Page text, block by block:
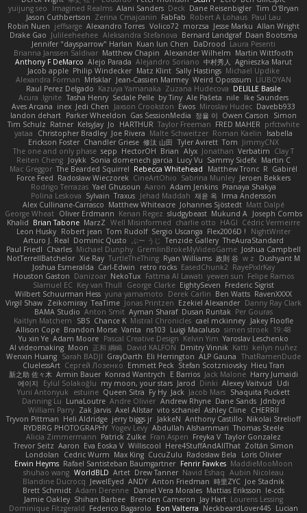
yuijung seo
Imagined Realms Alani Sanders Deck Dane Reisenbigler Tim O'Bryan
Jason Cuthbertson Zerina Cmajcanin FabFab Robert A Lohaus Paul Lau
Robin Nuen jeffsarge Alexandro Torres Volico72 morzsa Jesse Marku Allan Wright
Drake Gao Julileeheehee Aleksandra Stefanova Bernard Landgraf Daan Bootsma
Jennifer "daysparrow" Harlan Kuan lun Chen DaDrood Laura Pesenti
Brianna Janssen Saldivar Matthew Chapin Alexander Wilhelm Martin Wittfooth
Anthony F DeMarco Alejo Parada Alejandro Soriano 中村秀人
Agnieszka Marut
Jacob apple Philip Windecker Matz Klint Sally Hastings Michael Updike
Alexandra Forman MrIsklar Jean-Cassien Marmey Weird Oposssum LIUBOYAN
Raul Perez Delgado Kazuya Yamanaka Zuzana Hudecova DELILLE Basile
Acura .Ignite Tasha Henry Sedale Pelle by Tiny Ale Pašeta nile Ike Saunders
Aves Arcana inex Jedi Chen Jaxson Crookston Ewos Miroslav Hudec Davebb933
landon dehart Parker Wheeldon Gas SessionMedia 정율 이 Owen Carson
Simon
Tim Schulz Ratner KelsyJay Jo HARTHUR Taylor Freeman FRED MAHER prfctwhite
yataa
Christopher Bradley Joe Rivera Malte Schweitzer Roman Kaelin
Isabella
Erickson Foster Chandler Griese 修汰 山田 Tyler Avirett Tom JimmyCNX
The one and only phase sepp HectorOH Brian Alyx Jonathan Verbatim Clay T
Reiten Cheng Joykk Sonia domenech garcia Lucy Vu Sammy Sidefx Martin C
Mac Greggor The Bearded Squirrel Rebecca Whitehead Matthew Tronc R Gabirél
Force Feed Radosław Wieczorek CineArtOhio Sabrina Munley Jeroen Bekkers
Rodrigo Terrazas Yael Ghusoun Aaron Adam Jenkins Pranaya Shakya
Polina Leskova Sylvain Traxus Jehad Maddah 재윤 옥 Irma Andersson
Alex Cullinane-Carrasco Matthew Whiteacre Johannes Sjöstedt Matt Dalpé
George Wheat Oliver Erdmann Kenan Regez sludgybeast Mukund A Joseph Combs
Khalid Brian Tabone MarzZ Well Misinformed charlie otto HAGI Cédric Vermeirre
Leon Husky Robert jean Tom Rudolf Sergio Uscanga Flex2006D !
NightWriter
Arturo J. Real Dominic Qusto ぶー うじ Tenzide Gallery TheAuraStandard
Paul Friedl Charles Michael Dunphy GremlinBrokeMyVideoGame Joshua Campbell
NotTerrellBatchelor Xie Ray TurtleTheThing Ryan Williams 政則 谷 w z
Dushyant M
Joshua Esmeralda Carl-Edwin retro rocks EasedChunk2 RayePixlrKay
Houston Gaston Danizoar NekoTux Fattma Al Lawati yewen sun Felipe Ramos
Slamuel EC Key van Thull George Clarke EightySeven Frederic Sigrist
Wilbert Schuurman Hess yuna yamamoto Derek Carlin Ben Watts RavenXXXX
Virgil Shaw Zeikomiray TeaTime Jonas Printzen Ezekiel Alexander Danny Ray Clark
BAMA Studio Anton Smit Ayman Sharaf Dusan Runtak Per Gouras
Kaitlyn Matchem
SBS Chance K Mistral Chronicles cael mckinney Jakey Floofle
Allison Cope Brandon Morse Vanta ns103 Luigi Macaluso simen stroek 19:48
Yu xin Ye Adam Moore Pascal Creative Design Kelvin Yim Yaroslav Leschenko
AI videomaking Moon 正和 綱嶋 David KALFON Dmitry Vinnik Katti keilyn nuñez
Wenxin Huang Sarah BADJI GrayDarth Eli Herrington ALP Gauna ThatRamenDude
CluelessArt Cергей Лозенко Emmett Peck Stefan Scotzniovsky Hieu Tran
新之助 佐々木 Armin Bauer Konrad Wantrych E Barrios Jack Malone Harry Jumaidi
에이지
Eylül Solakoğlu my moon, your stars Jarod Dinki Alexey Vaitvud
Udi
Yurii Antonyuk
estuine Queen Sitra Fy Hy Jack Jacob Mars Shaquita Puckett
Danning Lu LunaLoutre Andre Olivier Andrew Rhyne Dane Sands Jdnbyd
William Parry Zak Jarvis Axel Allstar vito schaniel Ashley Cline CHERRII
Tryvon Pittman Heli Aldridge jerry biggs jr JakkeN Anthony Castillo Nikolai Strelioff
RYDBRG PHOTOGRAPHY Yogev Levy Abdullah Alshammari Thomas Steele
Alicia Zimmermann Patrick Zulke Fran Aspen Freyka V Taylor Gonzalez
Trevor Seitz Aaron Eva Eoska V Williscool Here4StuffAndAllThat Zoltán Simon
Londolan
Cedric Wurm Max King CucuZulu Radosław Bela
Loris Olivier
Erwin Heyms Rafael Santisteban Baumgartner Fenrir Fawkes MaddieMooMoon
shuhao wang WorldBLD Artet Drew Tanner Navid Eshaq Aubin Nicoleau
Blandine Ducrocq JewelEyed ANDY Anton Friedman 時里ZYC Joe Stadnik
Brett Schmidt Adam Derenne Daniel Vera Morales Mattias Eriksson le-cds
Jamie Oakley Shihan Barbee Brenden Cameron Jay Hart Lourens Lessing
Dominique Fitzgerald Federico Bagarolo Eon Valterra NeckbeardLover445 Lucian